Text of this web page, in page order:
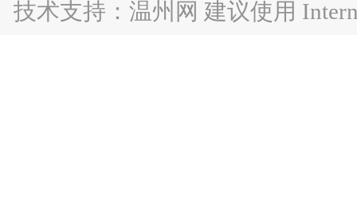
技术支持：温州网 建议使用